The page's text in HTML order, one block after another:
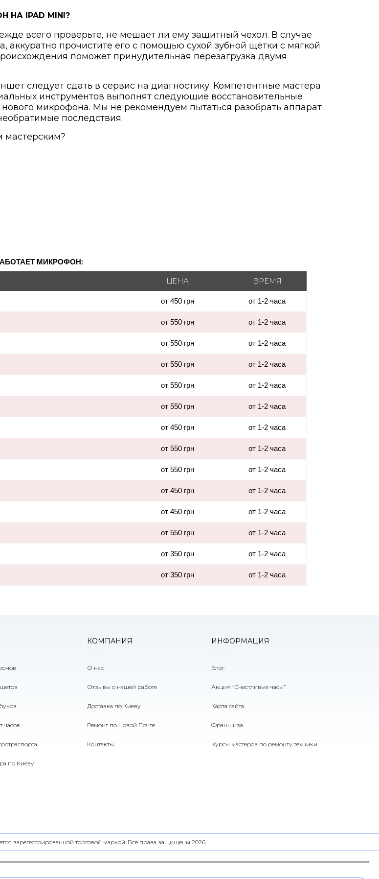
IPAD MINI?
всего проверьте, не мешает ли ему защитный чехол. В случае
аккуратно прочистите его с помощью сухой зубной щетки с мягкой
поможет принудительная перезагрузка двумя
следует сдать в сервис на диагностику. Компетентные мастера
инструментов выполнят следующие восстановительные
микрофона. Мы не рекомендуем пытаться разобрать аппарат
последствия.
мастерским?
МИКРОФОН:
ЦЕНА ВРЕМЯ
от 450 грн от 1-2 часа
от 550 грн от 1-2 часа
от 550 грн от 1-2 часа
от 550 грн от 1-2 часа
от 550 грн от 1-2 часа
от 550 грн от 1-2 часа
от 450 грн от 1-2 часа
от 550 грн от 1-2 часа
от 550 грн от 1-2 часа
от 450 грн от 1-2 часа
от 450 грн от 1-2 часа
от 550 грн от 1-2 часа
от 350 грн от 1-2 часа
от 350 грн от 1-2 часа
часов
по Киеву
КОМПАНИЯ
О нас
Отзывы о нашей работе
Доставка по Киеву
Ремонт по Новой Почте
Контакты
ИНФОРМАЦИЯ
Блог
Акция “Счастливые часы”
Карта сайта
Франшиза
Курсы мастеров по ремонту техники
зарегестрированной торговой маркой. Все права защищены 2026